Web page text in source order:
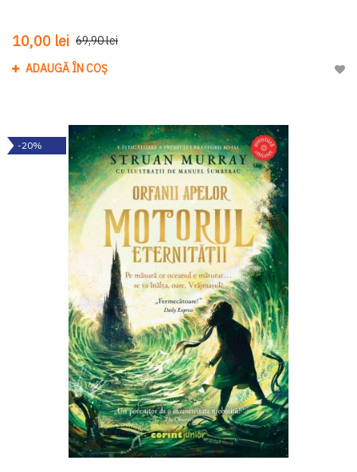
10,00 lei 69,90 lei
ADAUGĂ ÎN COȘ
-20%